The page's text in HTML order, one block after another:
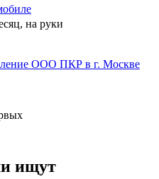
на руки
ООО ПКР в г. Москве
ищут